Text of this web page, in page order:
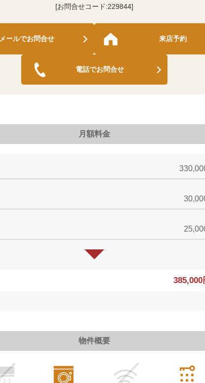
[お問合せコード:229844]
メールでお問合せ 来店予約
電話でお問合せ
月額料金
385,000
物件概要